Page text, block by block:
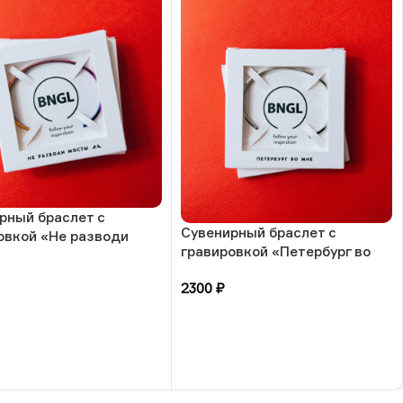
браслет с
«Не разводи
Сувенирный браслет с
гравировкой «Петербург во
2300 ₽